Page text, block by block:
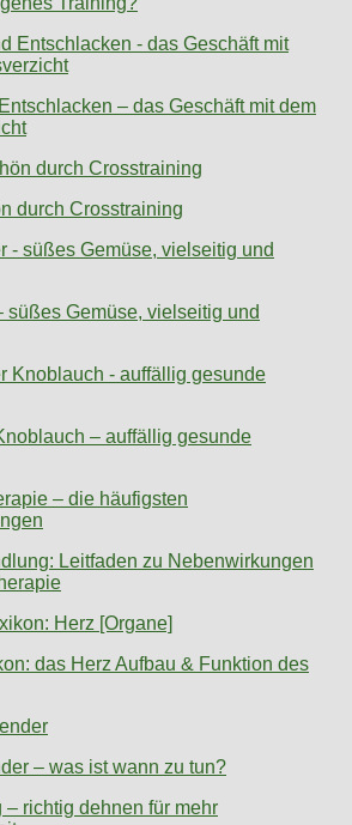
– das Geschäft mit dem
durch Crosstraining
süßes Gemüse, vielseitig und
– auffällig gesunde
Leitfaden zu Nebenwirkungen
das Herz Aufbau & Funktion des
– was ist wann zu tun?